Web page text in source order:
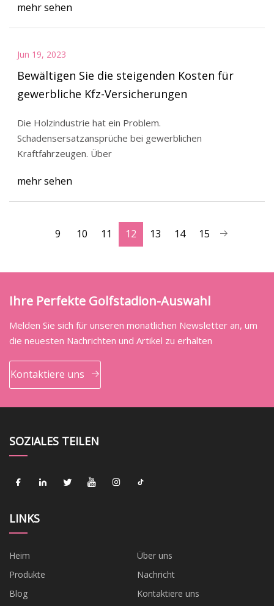
mehr sehen
Jun 19, 2023
Bewältigen Sie die steigenden Kosten für
gewerbliche Kfz-Versicherungen
Die Holzindustrie hat ein Problem.
Schadensersatzansprüche bei gewerblichen
Kraftfahrzeugen. Über
mehr sehen
9 10 11 12 13 14 15
Ihre Perfekte Golfstadion-Auswahl
Melden Sie sich für unseren monatlichen Newsletter an, um
die neuesten Nachrichten und Artikel zu erhalten
Kontaktiere uns
SOZIALES TEILEN
LINKS
Heim
Über uns
Produkte
Nachricht
Blog
Kontaktiere uns